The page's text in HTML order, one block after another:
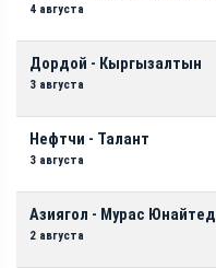
4 августа
Дордой - Кыргызалтын
3 августа
Нефтчи - Талант
3 августа
Азиягол - Мурас Юнайтед
2 августа